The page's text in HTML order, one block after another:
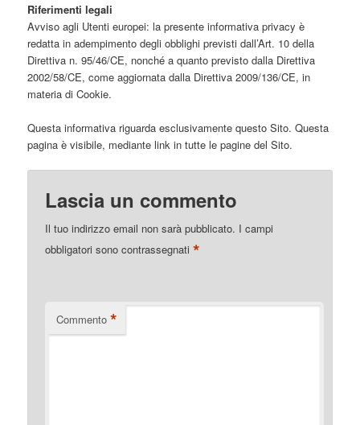
Riferimenti legali
Avviso agli Utenti europei: la presente informativa privacy è
redatta in adempimento degli obblighi previsti dall’Art. 10 della
Direttiva n. 95/46/CE, nonché a quanto previsto dalla Direttiva
2002/58/CE, come aggiornata dalla Direttiva 2009/136/CE, in
materia di Cookie.
Questa informativa riguarda esclusivamente questo Sito. Questa
pagina è visibile, mediante link in tutte le pagine del Sito.
Lascia un commento
Il tuo indirizzo email non sarà pubblicato. I campi
obbligatori sono contrassegnati*
Commento *